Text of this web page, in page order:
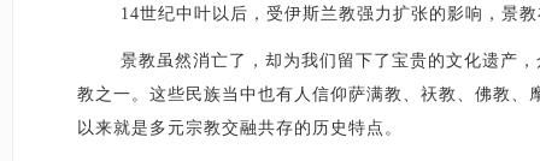
14世纪中叶以后，受伊斯兰教强力扩张的影响，景
景教虽然消亡了，却为我们留下了宝贵的文化遗产
教之一。这些民族当中也有人信仰萨满教、祆教、佛教
以来就是多元宗教交融共存的历史特点。